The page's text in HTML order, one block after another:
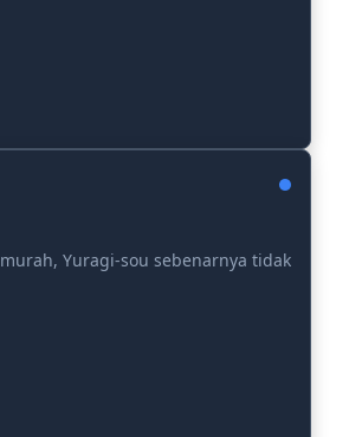
Yuragi-sou sebenarnya tidak